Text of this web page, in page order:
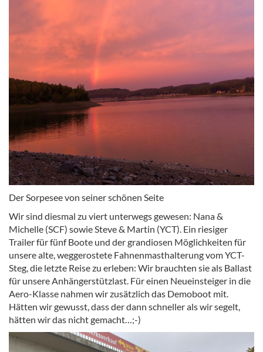
Der Sorpesee von seiner schönen Seite
Wir sind diesmal zu viert unterwegs gewesen: Nana &
Michelle (SCF) sowie Steve & Martin (YCT). Ein riesiger
Trailer für fünf Boote und der grandiosen Möglichkeiten für
unsere alte, weggerostete Fahnenmasthalterung vom YCT-
Steg, die letzte Reise zu erleben: Wir brauchten sie als Ballast
für unsere Anhängerstützlast. Für einen Neueinsteiger in die
Aero-Klasse nahmen wir zusätzlich das Demoboot mit.
Hätten wir gewusst, dass der dann schneller als wir segelt,
hätten wir das nicht gemacht…;-)